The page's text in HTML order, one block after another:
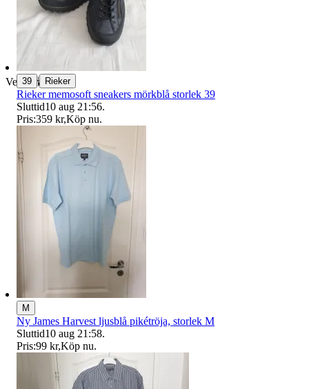
Verifierad
39 | Rieker
Rieker memosoft sneakers mörkblå storlek 39
Sluttid10 aug 21:56.
Pris:359 kr,Köp nu.
M
Ny James Harvest ljusblå pikétröja, storlek M
Sluttid10 aug 21:58.
Pris:99 kr,Köp nu.